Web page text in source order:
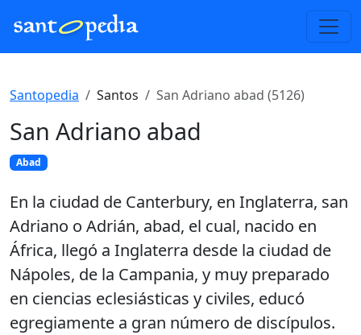
Santopedia Santos San Adriano abad (5126)
San Adriano abad
Abad
En la ciudad de Canterbury, en Inglaterra, san
Adriano o Adrián, abad, el cual, nacido en
África, llegó a Inglaterra desde la ciudad de
Nápoles, de la Campania, y muy preparado
en ciencias eclesiásticas y civiles, educó
egregiamente a gran número de discípulos.